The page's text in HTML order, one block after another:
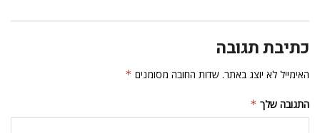
כתיבת תגובה
האימייל לא יוצג באתר. שדות החובה מסומנים *
התגובה שלך *